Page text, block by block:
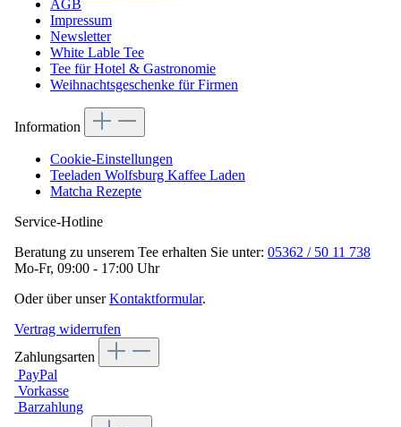
AGB
Impressum
Newsletter
White Lable Tee
Tee für Hotel & Gastronomie
Weihnachtsgeschenke für Firmen
Information
Cookie-Einstellungen
Teeladen Wolfsburg Kaffee Laden
Matcha Rezepte
Service-Hotline
Beratung zu unserem Tee erhalten Sie unter: 05362 / 50 11 738
Mo-Fr, 09:00 - 17:00 Uhr
Oder über unserKontaktformular.
Vertrag widerrufen
Zahlungsarten
PayPal
Vorkasse
Barzahlung